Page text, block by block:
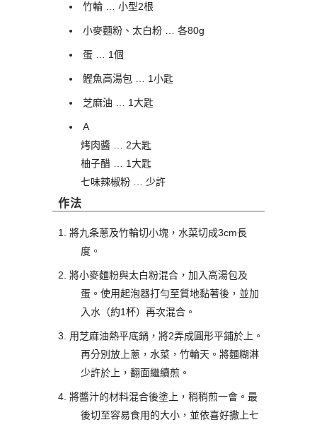
竹輪 … 小型2根
小麥麵粉、太白粉 … 各80g
蛋 … 1個
鰹魚高湯包 … 1小匙
芝麻油 … 1大匙
A
烤肉醬 … 2大匙
柚子醋 … 1大匙
七味辣椒粉 … 少許
作法
將九条蔥及竹輪切小塊，水菜切成3cm長
度。
將小麥麵粉與太白粉混合，加入高湯包及
蛋。使用起泡器打勻至質地黏著後，並加
入水（約1杯）再次混合。
用芝麻油熱平底鍋，將2弄成圓形平鋪於上。
再分別放上蔥，水菜，竹輪天。將麵糊淋
少許於上，翻面繼續煎。
將醬汁的材料混合後塗上，稍稍煎一會。最
後切至容易食用的大小，並依喜好撒上七